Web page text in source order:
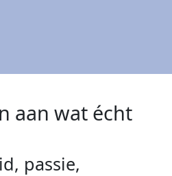
aan wat écht
passie,